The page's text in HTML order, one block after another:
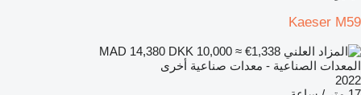
Kaeser M59
DKK 10,000 ≈ €1,338
المعدات الصناعية - معدات صناعية أخرى
2022